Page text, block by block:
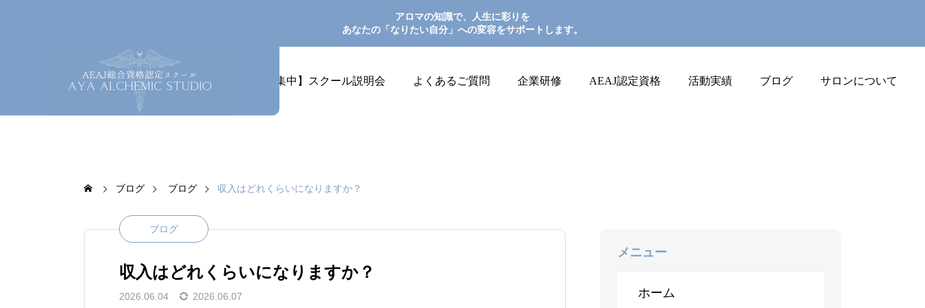
アロマの知識で、人生に彩りを
あなたの「なりたい自分」への変容をサポートします。
ホーム 最新情報 【募集中】スクール説明会 よくあるご質問 企業研修 AEAJ認定資格 活動実績 ブログ サロンについて
ブログ ブログ 収入はどれくらいになりますか？
ブログ
収入はどれくらいになりますか？
2026.06.04 2026.06.07
メニュー
ホーム